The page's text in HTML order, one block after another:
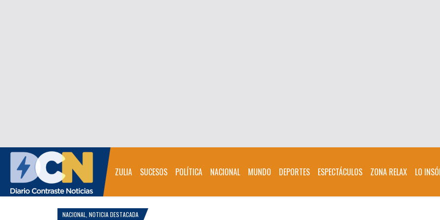
ZULIA SUCESOS POLÍTICA NACIONAL MUNDO DEPORTES ESPECTÁCULOS ZONA RELAX LO
NACIONAL NOTICIA DESTACADA